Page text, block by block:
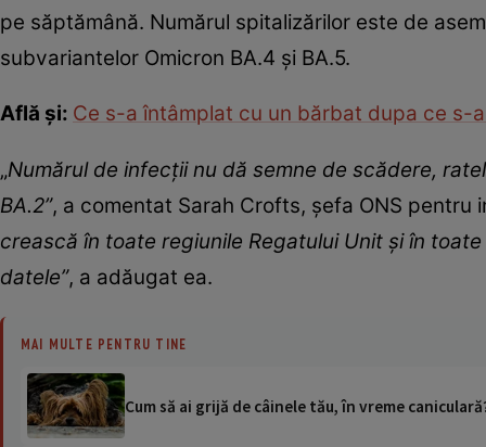
pe săptămână. Numărul spitalizărilor este de
subvariantelor Omicron BA.4 şi BA.5.
Află și: Ce s-a întâmplat cu un bărbat dupa ce s-
„Numărul de infecţii nu dă semne de scădere,
BA.2”, a comentat Sarah Crofts, şefa ONS pentru
crească în toate regiunile Regatului Unit şi în
datele”, a adăugat ea.
MAI MULTE PENTRU TINE
Cum să ai grijă de câinele tău, în vreme